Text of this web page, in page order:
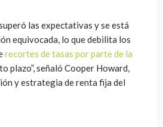
las expectativas y se está
equivocada, lo que debilita los
recortes de tasas por parte de la
plazo”, señaló Cooper Howard,
y estrategia de renta fija del